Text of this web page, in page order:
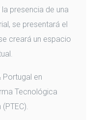
presencia de una
se presentará el
creará un espacio
Portugal en
Tecnológica